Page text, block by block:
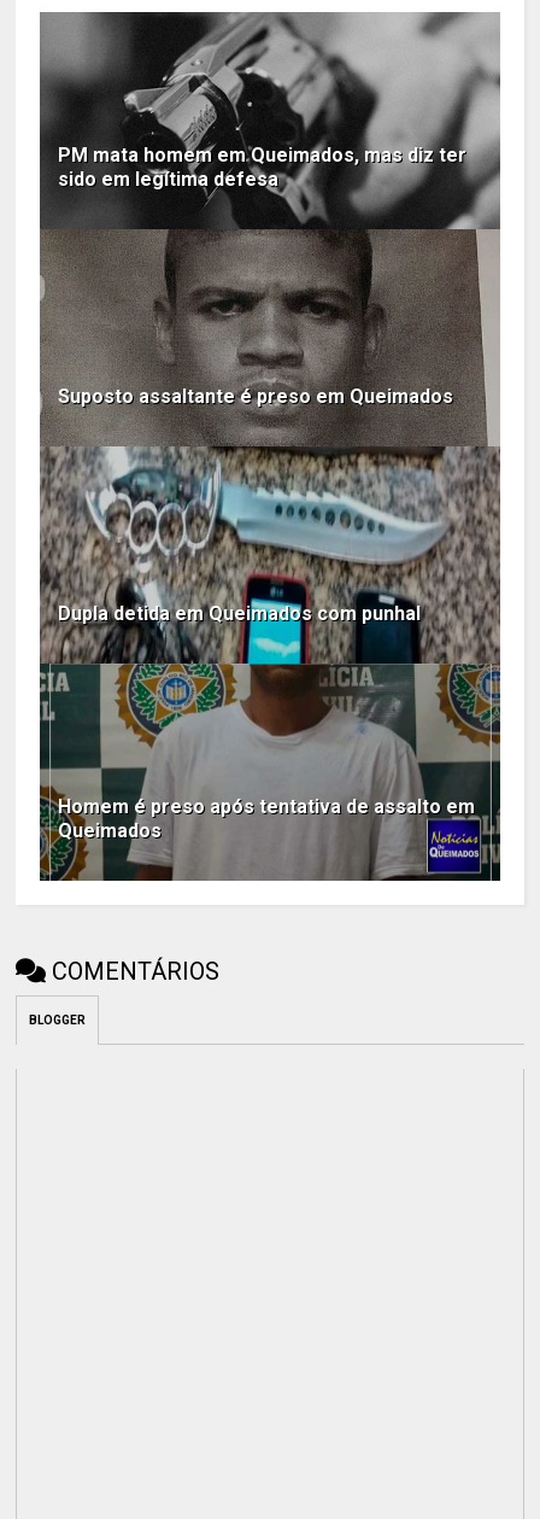
PM mata homem em Queimados, mas diz ter
sido em legítima defesa
Suposto assaltante é preso em Queimados
Dupla detida em Queimados com punhal
Homem é preso após tentativa de assalto em
Queimados
COMENTÁRIOS
BLOGGER